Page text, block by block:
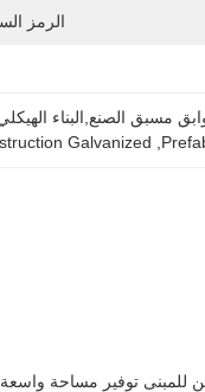
الرمز
مسبق الصنع,البناء
Galvanized
للمبنى توفير مساحة